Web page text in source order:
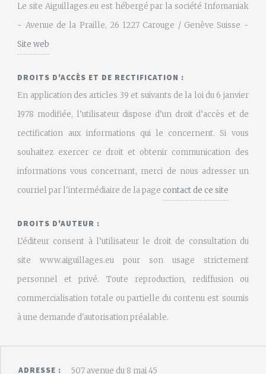
Le site Aiguillages.eu est hébergé par la société Infomaniak
- Avenue de la Praille, 26 1227 Carouge / Genève Suisse -
Site web
DROITS D'ACCÈS ET DE RECTIFICATION :
En application des articles 39 et suivants de la loi du 6 janvier
1978 modifiée, l’utilisateur dispose d’un droit d’accès et de
rectification aux informations qui le concernent. Si vous
souhaitez exercer ce droit et obtenir communication des
informations vous concernant, merci de nous adresser un
courriel par l'intermédiaire de la page contact de ce site
DROITS D'AUTEUR :
L’éditeur consent à l’utilisateur le droit de consultation du
site www.aiguillages.eu pour son usage strictement
personnel et privé. Toute reproduction, rediffusion ou
commercialisation totale ou partielle du contenu est soumis
à une demande d'autorisation préalable.
ADRESSE : 507 avenue du 8 mai 45